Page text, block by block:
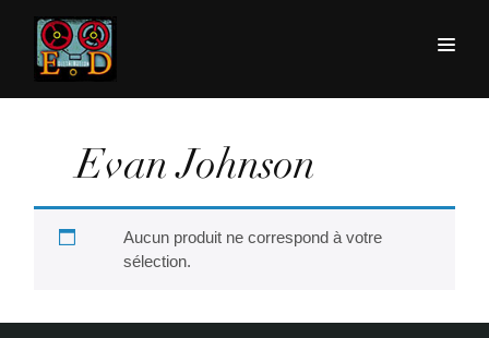
Evan Johnson
Aucun produit ne correspond à votre
sélection.